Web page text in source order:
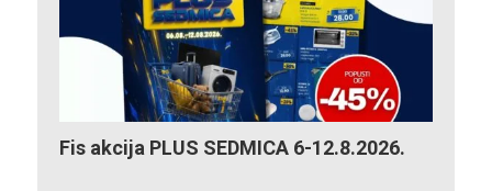
Fis akcija PLUS SEDMICA 6-12.8.2026.